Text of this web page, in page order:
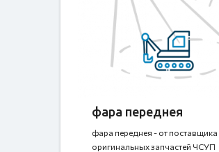
фара переднея
фара переднея - от поставщика
оригинальных запчастей ЧСУП